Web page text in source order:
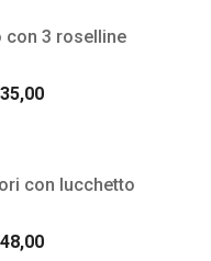
con 3 roselline
con lucchetto